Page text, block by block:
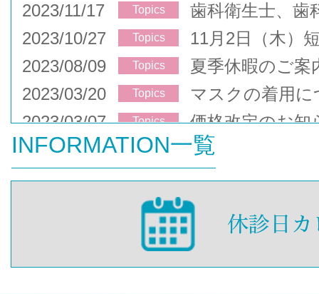
2023/11/17
Topics
歯科衛生士、歯
2023/10/27
Topics
11月2日（木）
2023/08/09
Topics
夏季休暇のご案
2023/03/20
Topics
マスクの着用に
2023/03/07
Topics 価格改定のお知
INFORMATION一覧